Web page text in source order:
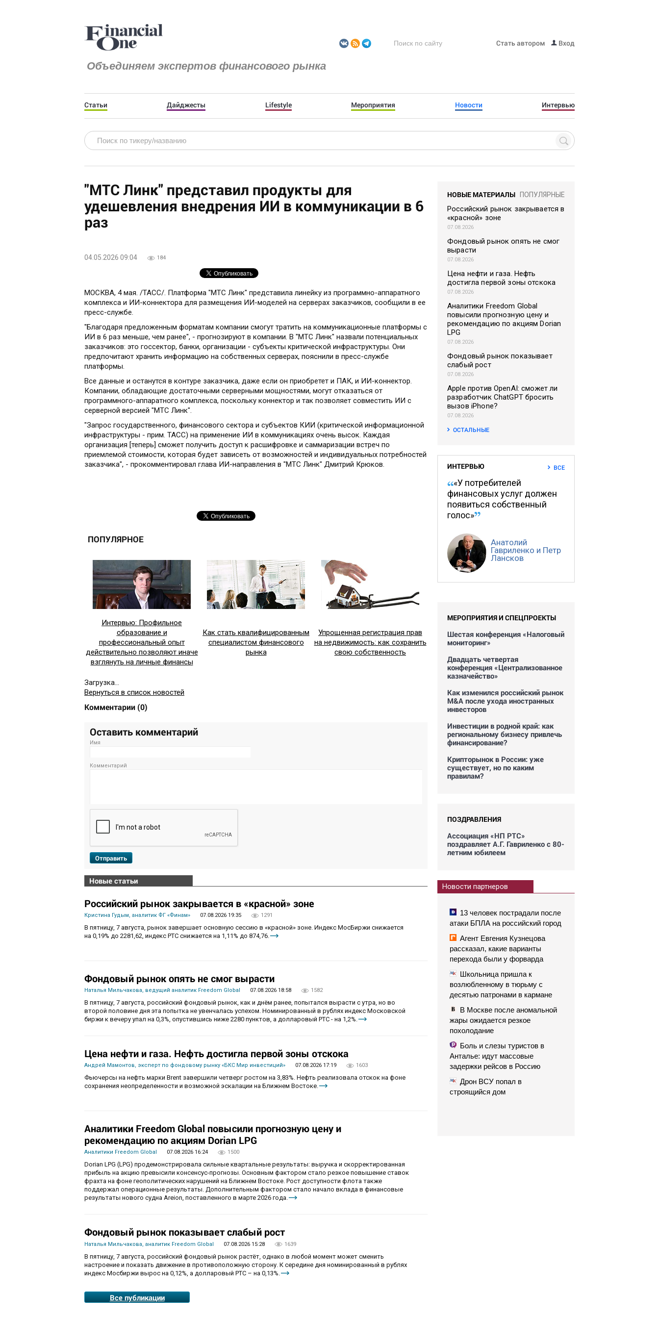
Объединяем экспертов финансового рынка
Стать автором Вход
Статьи Дайджесты Lifestyle Мероприятия Новости Интервью
"МТС Линк" представил продукты для
удешевления внедрения ИИ в коммуникации в 6
раз
04.05.2026 09:04 184
МОСКВА, 4 мая. /ТАСС/. Платформа "МТС Линк" представила линейку из программно-аппаратного
комплекса и ИИ-коннектора для размещения ИИ-моделей на серверах заказчиков, сообщили в ее
пресс-службе.
"Благодаря предложенным форматам компании смогут тратить на коммуникационные платформы с
ИИ в 6 раз меньше, чем ранее", - прогнозируют в компании. В "МТС Линк" назвали потенциальных
заказчиков: это госсектор, банки, организации - субъекты критической инфраструктуры. Они
предпочитают хранить информацию на собственных серверах, пояснили в пресс-службе
платформы.
Все данные и останутся в контуре заказчика, даже если он приобретет и ПАК, и ИИ-коннектор.
Компании, обладающие достаточными серверными мощностями, могут отказаться от
программного-аппаратного комплекса, поскольку коннектор и так позволяет совместить ИИ с
серверной версией "МТС Линк".
"Запрос государственного, финансового сектора и субъектов КИИ (критической информационной
инфраструктуры - прим. ТАСС) на применение ИИ в коммуникациях очень высок. Каждая
организация [теперь] сможет получить доступ к расшифровке и саммаризации встреч по
приемлемой стоимости, которая будет зависеть от возможностей и индивидуальных потребностей
заказчика", - прокомментировал глава ИИ-направления в "МТС Линк" Дмитрий Крюков.
ПОПУЛЯРНОЕ
Интервью: Профильное
образование и
профессиональный опыт
действительно позволяют иначе
взглянуть на личные финансы
Как стать квалифицированным
специалистом финансового
рынка
Упрощенная регистрация прав
на недвижимость: как сохранить
свою собственность
Загрузка...
Вернуться в список новостей
Комментарии (0)
Оставить комментарий
Имя
Комментарий
Отправить
Новые статьи
Российский рынок закрывается в «красной» зоне
Кристина Гудым, аналитик ФГ «Финам» 07.08.2026 19:35 1291
В пятницу, 7 августа, рынок завершает основную сессию в «красной» зоне. Индекс МосБиржи снижается
на 0,19% до 2281,62, индекс РТС снижается на 1,11% до 874,76.
Фондовый рынок опять не смог вырасти
Наталья Мильчакова, ведущий аналитик Freedom Global 07.08.2026 18:58 1582
В пятницу, 7 августа, российский фондовый рынок, как и днём ранее, попытался вырасти с утра, но во
второй половине дня эта попытка не увенчалась успехом. Номинированный в рублях индекс Московской
биржи к вечеру упал на 0,3%, опустившись ниже 2280 пунктов, а долларовый РТС - на 1,2%.
Цена нефти и газа. Нефть достигла первой зоны отскока
Андрей Мамонтов, эксперт по фондовому рынку «БКС Мир инвестиций» 07.08.2026 17:19 1603
Фьючерсы на нефть марки Brent завершили четверг ростом на 3,83%. Нефть реализовала отскок на фоне
сохранения неопределенности и возможной эскалации на Ближнем Востоке.
Аналитики Freedom Global повысили прогнозную цену и
рекомендацию по акциям Dorian LPG
Аналитики Freedom Global 07.08.2026 16:24 1500
Dorian LPG (LPG) продемонстрировала сильные квартальные результаты: выручка и скорректированная
прибыль на акцию превысили консенсус-прогнозы. Основным фактором стало резкое повышение ставок
фрахта на фоне геополитических нарушений на Ближнем Востоке. Рост доступности флота также
поддержал операционные результаты. Дополнительным фактором стало начало вклада в финансовые
результаты нового судна Areion, поставленного в марте 2026 года.
Фондовый рынок показывает слабый рост
Наталья Мильчакова, аналитик Freedom Global 07.08.2026 15:28 1639
В пятницу, 7 августа, российский фондовый рынок растёт, однако в любой момент может сменить
настроение и показать движение в противоположную сторону. К середине дня номинированный в рублях
индекс Мосбиржи вырос на 0,12%, а долларовый РТС – на 0,13%.
Все публикации
НОВЫЕ МАТЕРИАЛЫ ПОПУЛЯРНЫЕ
Российский рынок закрывается в
«красной» зоне
07.08.2026
Фондовый рынок опять не смог
вырасти
07.08.2026
Цена нефти и газа. Нефть
достигла первой зоны отскока
07.08.2026
Аналитики Freedom Global
повысили прогнозную цену и
рекомендацию по акциям Dorian
LPG
07.08.2026
Фондовый рынок показывает
слабый рост
07.08.2026
Apple против OpenAI: сможет ли
разработчик ChatGPT бросить
вызов iPhone?
07.08.2026
ОСТАЛЬНЫЕ
ИНТЕРВЬЮ ВСЕ
«У потребителей
финансовых услуг должен
появиться собственный
голос»
Анатолий
Гавриленко и Петр
Лансков
МЕРОПРИЯТИЯ И СПЕЦПРОЕКТЫ
Шестая конференция «Налоговый
мониторинг»
Двадцать четвертая
конференция «Централизованное
казначейство»
Как изменился российский рынок
M&A после ухода иностранных
инвесторов
Инвестиции в родной край: как
региональному бизнесу привлечь
финансирование?
Крипторынок в России: уже
существует, но по каким
правилам?
ПОЗДРАВЛЕНИЯ
Ассоциация «НП РТС»
поздравляет А.Г. Гавриленко с 80-
летним юбилеем
Новости партнеров
13 человек пострадали после
атаки БПЛА на российский город
Агент Евгения Кузнецова
рассказал, какие варианты
перехода были у форварда
Школьница пришла к
возлюбленному в тюрьму с
десятью патронами в кармане
В Москве после аномальной
жары ожидается резкое
похолодание
Боль и слезы туристов в
Анталье: идут массовые
задержки рейсов в Россию
Дрон ВСУ попал в
строящийся дом